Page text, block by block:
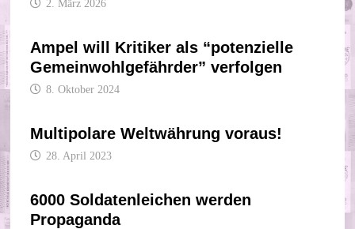
2. März 2026
Ampel will Kritiker als “potenzielle
Gemeinwohlgefährder” verfolgen
8. Oktober 2024
Multipolare Weltwährung voraus!
28. April 2023
6000 Soldatenleichen werden
Propaganda